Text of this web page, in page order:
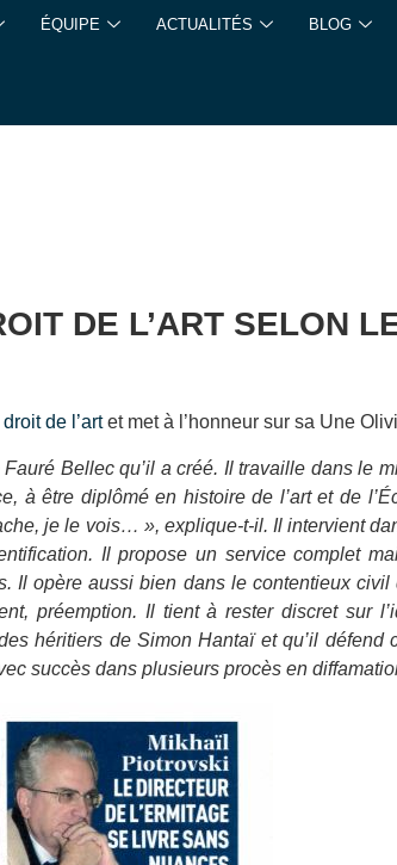
ÉQUIPE ACTUALITÉS BLOG
DE L’ART SELON
de l’artet met à l’honneur sur sa Une
Bellec qu’il a créé. Il travaille dans le
à être diplômé en histoire de l’art et de
je le vois… », explique-t-il. Il intervient
Il propose un service complet
Il opère aussi bien dans le contentieux
préemption. Il tient à rester discret sur
héritiers de Simon Hantaï et qu’il
succès dans plusieurs procès en